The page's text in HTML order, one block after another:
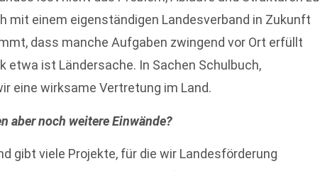
mit einem eigenständigen Landesverband in Zukunft
dass manche Aufgaben zwingend vor Ort erfüllt
etwa ist Ländersache. In Sachen Schulbuch,
eine wirksame Vertretung im Land.
aber noch weitere Einwände?
gibt viele Projekte, für die wir Landesförderung